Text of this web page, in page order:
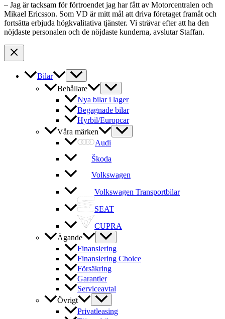
– Jag är tacksam för förtroendet jag har fått av Motorcentralen och
Mikael Ericsson. Som VD är mitt mål att driva företaget framåt och
fortsätta erbjuda högkvalitativa tjänster. Vi strävar efter att ha den
nöjdaste personalen och de nöjdaste kunderna, avslutar Staffan.
Bilar
Behållare
Nya bilar i lager
Begagnade bilar
Hyrbil/Europcar
Våra märken
Audi
Škoda
Volkswagen
Volkswagen Transportbilar
SEAT
CUPRA
Ägande
Finansiering
Finansiering Choice
Försäkring
Garantier
Serviceavtal
Övrigt
Privatleasing